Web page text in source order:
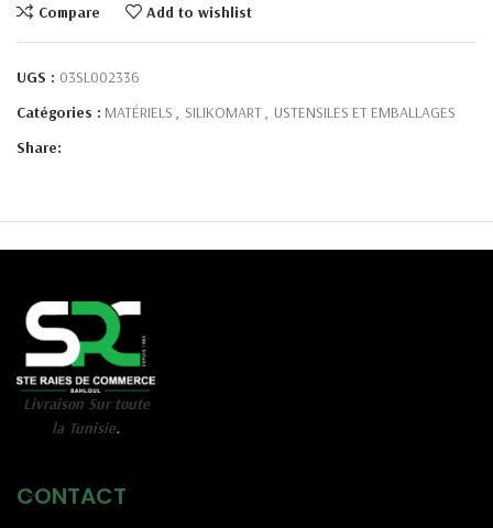
Compare Add to wishlist
UGS : 03SL002336
Catégories : MATÉRIELS , SILIKOMART, USTENSILES ET EMBALLAGES
Share:
Livraison Sur toute
la Tunisie.
CONTACT